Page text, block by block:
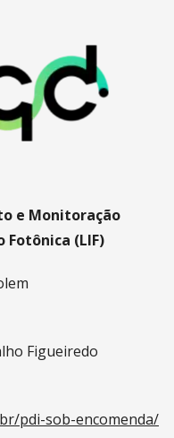
e Monitoração
Fotônica (LIF)
Figueiredo
pdi-sob-encomenda/